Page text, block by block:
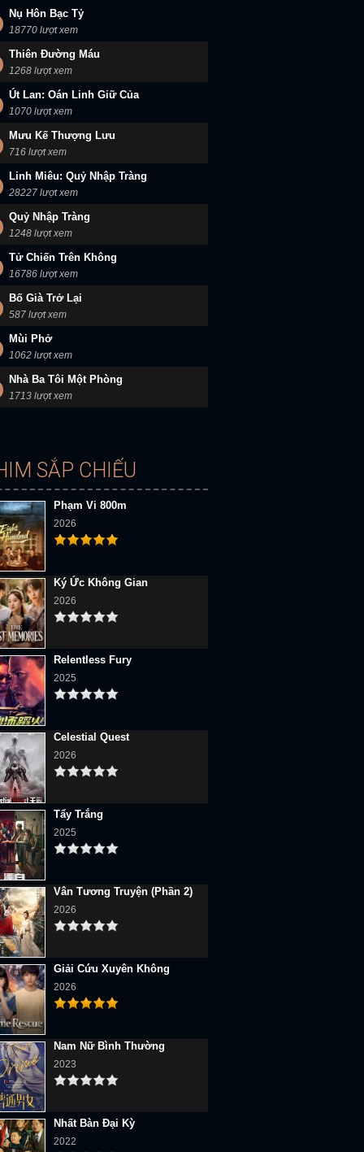
Nụ Hôn Bạc Tỷ
18770 lượt xem
Thiên Đường Máu
1268 lượt xem
Út Lan: Oán Linh Giữ Của
1070 lượt xem
Mưu Kế Thượng Lưu
716 lượt xem
Linh Miêu: Quỷ Nhập Tràng
28227 lượt xem
Quỷ Nhập Tràng
1248 lượt xem
Tử Chiến Trên Không
16786 lượt xem
Bố Già Trở Lại
587 lượt xem
Mùi Phở
1062 lượt xem
Nhà Ba Tôi Một Phòng
1713 lượt xem
SẮP CHIẾU
Phạm Vi 800m
2026
Ký Ức Không Gian
2026
Relentless Fury
2025
Celestial Quest
2026
Tẩy Trắng
2025
Vân Tương Truyện (Phần 2)
2026
Giải Cứu Xuyên Không
2026
Nam Nữ Bình Thường
2023
Nhất Bàn Đại Kỳ
2022